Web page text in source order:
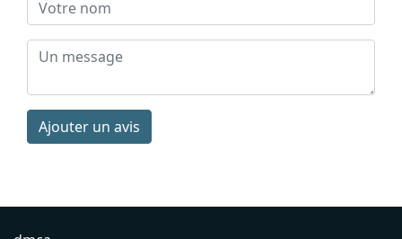
Ajouter un avis